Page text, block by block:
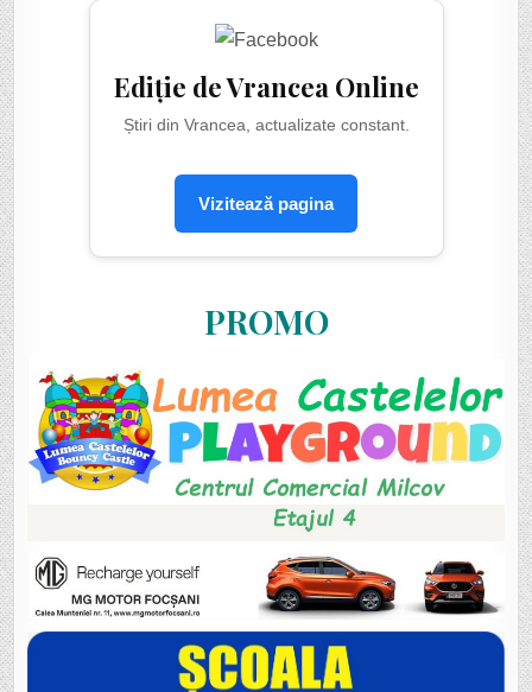
Ediție de Vrancea Online
Știri din Vrancea, actualizate constant.
Vizitează pagina
PROMO